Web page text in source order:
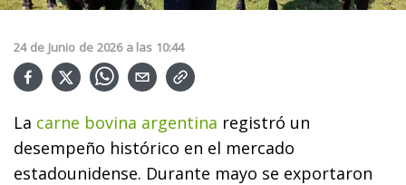
24 de Junio de 2026 a las 10:44
La carne bovina argentina registró un
desempeño histórico en el mercado
estadounidense. Durante mayo se exportaron